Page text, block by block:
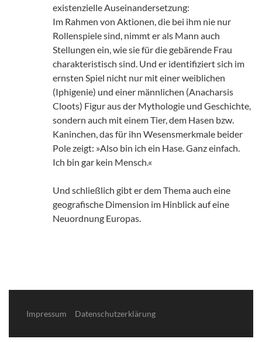
existenzielle Auseinandersetzung:
Im Rahmen von Aktionen, die bei ihm nie nur
Rollenspiele sind, nimmt er als Mann auch
Stellungen ein, wie sie für die gebärende Frau
charakteristisch sind. Und er identifiziert sich im
ernsten Spiel nicht nur mit einer weiblichen
(Iphigenie) und einer männlichen (Anacharsis
Cloots) Figur aus der Mythologie und Geschichte,
sondern auch mit einem Tier, dem Hasen bzw.
Kaninchen, das für ihn Wesensmerkmale beider
Pole zeigt: »Also bin ich ein Hase. Ganz einfach.
Ich bin gar kein Mensch.«
Und schließlich gibt er dem Thema auch eine
geografische Dimension im Hinblick auf eine
Neuordnung Europas.
Impressum Datenschutzerklärung